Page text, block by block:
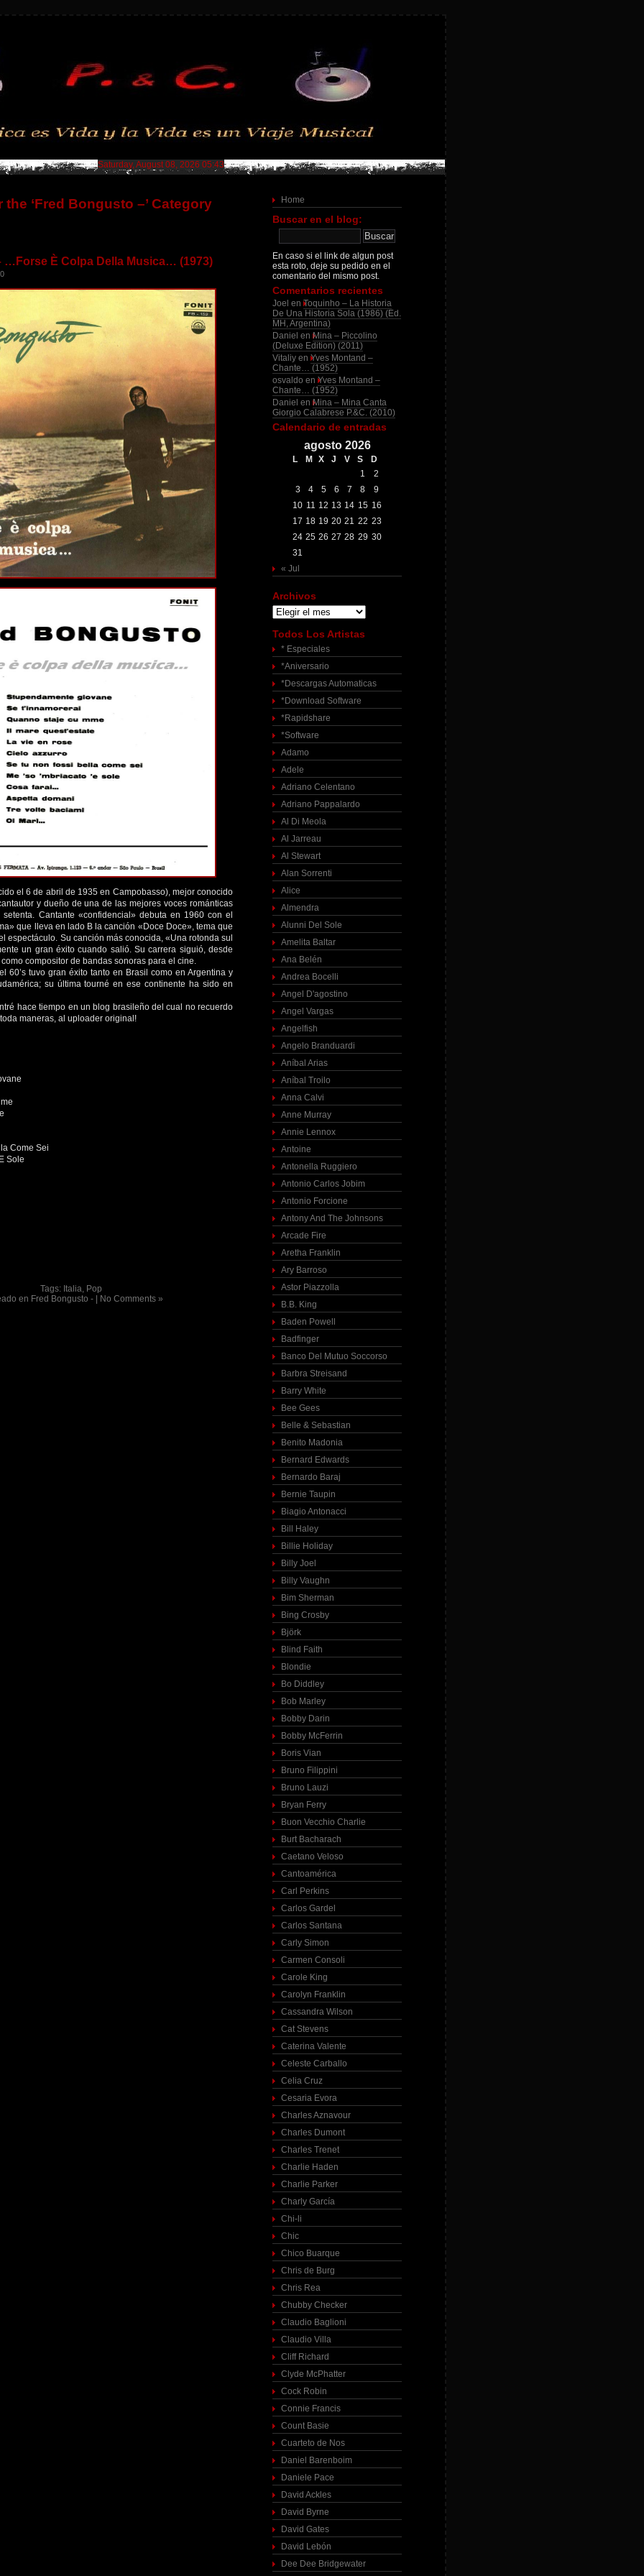
Saturday, August 08, 2026 05:43
‘Fred Bongusto –’ Category
…Forse È Colpa Della Musica… (1973)
el 6 de abril de 1935 en Campobasso), mejor conocido
y dueño de una de las mejores voces románticas
Cantante «confidencial» debuta en 1960 con el
que lleva en lado B la canción «Doce Doce», tema que
espectáculo. Su canción más conocida, «Una rotonda sul
un gran éxito cuando salió. Su carrera siguió, desde
compositor de bandas sonoras para el cine.
60’s tuvo gran éxito tanto en Brasil como en Argentina y
su última tourné en ese continente ha sido en
hace tiempo en un blog brasileño del cual no recuerdo
maneras, al uploader original!
Come Sei
Sole
Tags: Italia, Pop
en Fred Bongusto - No Comments »
Home
Buscar en el blog:
En caso si el link de algun post
esta roto, deje su pedido en el
comentario del mismo post.
Comentarios recientes
Joel en Toquinho – La Historia
De Una Historia Sola (1986) (Ed.
MH, Argentina)
Daniel en Mina – Piccolino
(Deluxe Edition) (2011)
Vitaliy en Yves Montand –
Chante… (1952)
osvaldo en Yves Montand –
Chante… (1952)
Daniel en Mina – Mina Canta
Giorgio Calabrese P.&C. (2010)
Calendario de entradas
agosto 2026
L M X J V S
D
1
2
3
4 5 6 7 8
9
10 11 12 13 14 15 16
17 18 19 20 21 22 23
24 25 26 27 28 29 30
31
« Jul
Archivos
Archivos
Todos Los Artistas
* Especiales
*Aniversario
*Descargas Automaticas
*Download Software
*Rapidshare
*Software
Adamo
Adele
Adriano Celentano
Adriano Pappalardo
Al Di Meola
Al Jarreau
Al Stewart
Alan Sorrenti
Alice
Almendra
Alunni Del Sole
Amelita Baltar
Ana Belén
Andrea Bocelli
Angel D'agostino
Angel Vargas
Angelfish
Angelo Branduardi
Aníbal Arias
Aníbal Troilo
Anna Calvi
Anne Murray
Annie Lennox
Antoine
Antonella Ruggiero
Antonio Carlos Jobim
Antonio Forcione
Antony And The Johnsons
Arcade Fire
Aretha Franklin
Ary Barroso
Astor Piazzolla
B.B. King
Baden Powell
Badfinger
Banco Del Mutuo Soccorso
Barbra Streisand
Barry White
Bee Gees
Belle & Sebastian
Benito Madonia
Bernard Edwards
Bernardo Baraj
Bernie Taupin
Biagio Antonacci
Bill Haley
Billie Holiday
Billy Joel
Billy Vaughn
Bim Sherman
Bing Crosby
Björk
Blind Faith
Blondie
Bo Diddley
Bob Marley
Bobby Darin
Bobby McFerrin
Boris Vian
Bruno Filippini
Bruno Lauzi
Bryan Ferry
Buon Vecchio Charlie
Burt Bacharach
Caetano Veloso
Cantoamérica
Carl Perkins
Carlos Gardel
Carlos Santana
Carly Simon
Carmen Consoli
Carole King
Carolyn Franklin
Cassandra Wilson
Cat Stevens
Caterina Valente
Celeste Carballo
Celia Cruz
Cesaria Evora
Charles Aznavour
Charles Dumont
Charles Trenet
Charlie Haden
Charlie Parker
Charly García
Chi-li
Chic
Chico Buarque
Chris de Burg
Chris Rea
Chubby Checker
Claudio Baglioni
Claudio Villa
Cliff Richard
Clyde McPhatter
Cock Robin
Connie Francis
Count Basie
Cuarteto de Nos
Daniel Barenboim
Daniele Pace
David Ackles
David Byrne
David Gates
David Lebón
Dee Dee Bridgewater